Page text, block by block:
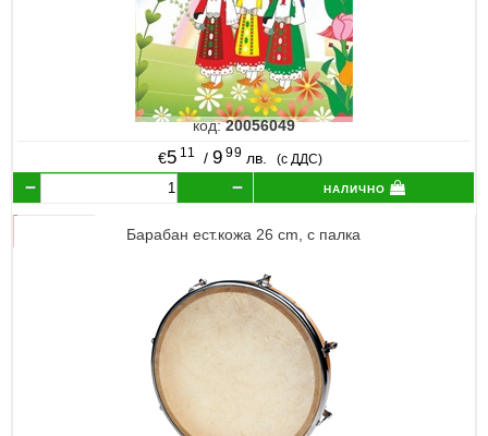
код:20056049
€5 11 /9 99 лв. (с ДДС)
налично
Барабан ест.кожа 26 cm, с палка